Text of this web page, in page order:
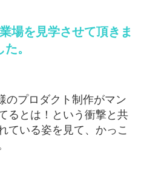
場を見学させて頂きま
た。
のプロダクト制作がマン
るとは！という衝撃と共
ている姿を見て、かっこ